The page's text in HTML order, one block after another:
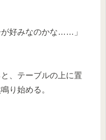
が好みなのかな……」
、テーブルの上に置
り始める。